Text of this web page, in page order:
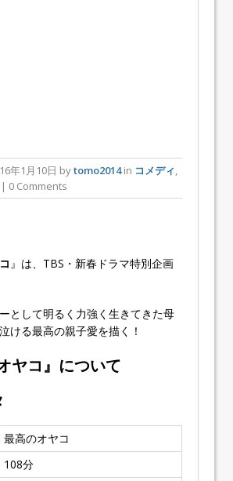
年1月10日 bytomo2014in コメディ,
| 0 Comments
』は、TBS・新春ドラマ特別企画
として明るく力強く生きてきた母
ける最高の親子愛を描く！
ヤコ』について
最高のオヤコ
108分